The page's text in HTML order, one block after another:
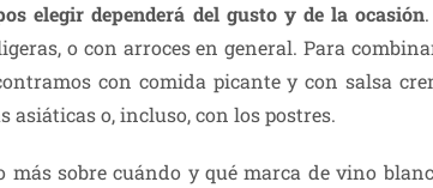
elegir dependerá del gusto y de la ocasión
o con arroces en general. Para
con comida picante y con salsa
asiáticas o, incluso, con los postres.
más sobre cuándo y qué marca de vino